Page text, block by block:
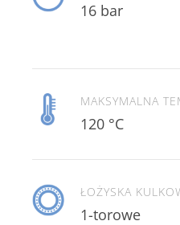
16 bar
MAKSYMALNA
120 °C
ŁOŻYSKA
1-torowe